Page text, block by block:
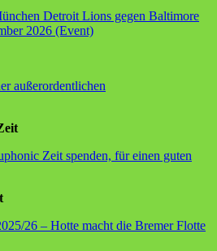
Detroit Lions gegen Baltimore
2026 (Event)
außerordentlichen
Zeit spenden, für einen guten
26 – Hotte macht die Bremer Flotte